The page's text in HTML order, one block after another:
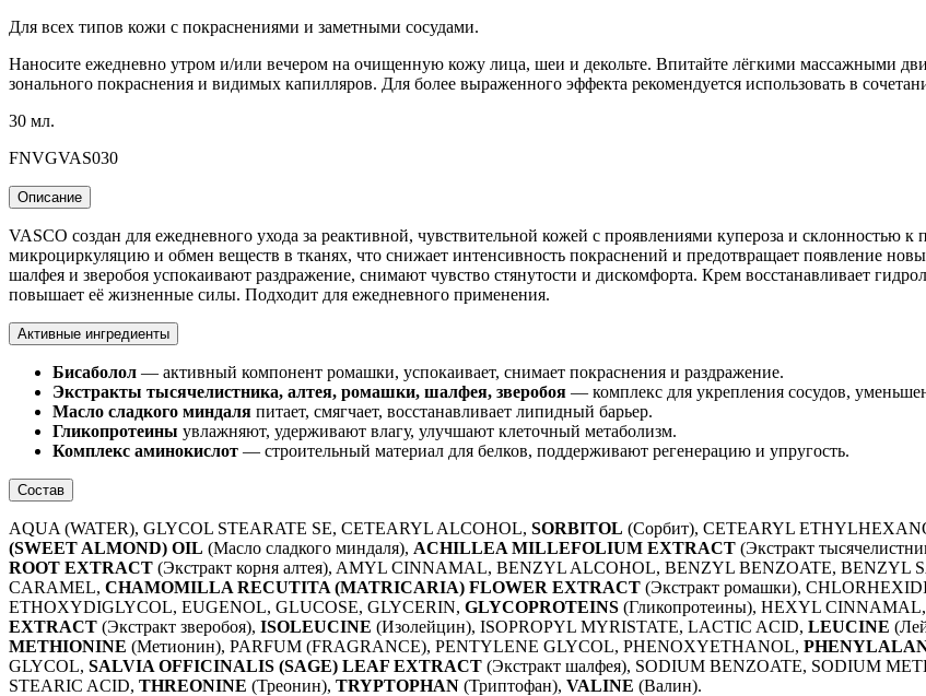
Для всех типов кожи с покраснениями и заметными сосудами.
Наносите ежедневно утром и/или вечером на очищенную кожу лица, шеи и декольте. Впитайте лёгкими массажными
зонального покраснения и видимых капилляров. Для более выраженного эффекта рекомендуется использовать в
30 мл.
FNVGVAS030
Описание
VASCO создан для ежедневного ухода за реактивной, чувствительной кожей с проявлениями купероза и склонностью
микроциркуляцию и обмен веществ в тканях, что снижает интенсивность покраснений и предотвращает появление
шалфея и зверобоя успокаивают раздражение, снимают чувство стянутости и дискомфорта. Крем восстанавливает
повышает её жизненные силы. Подходит для ежедневного применения.
Активные ингредиенты
Бисаболол — активный компонент ромашки, успокаивает, снимает покраснения и раздражение.
Экстракты тысячелистника, алтея, ромашки, шалфея, зверобоя — комплекс для укрепления сосудов,
Масло сладкого миндаля питает, смягчает, восстанавливает липидный барьер.
Гликопротеины увлажняют, удерживают влагу, улучшают клеточный метаболизм.
Комплекс аминокислот — строительный материал для белков, поддерживают регенерацию и упругость.
Состав
AQUA (WATER), GLYCOL STEARATE SE, CETEARYL ALCOHOL, SORBITOL (Сорбит), CETEARYL
(SWEET ALMOND) OIL (Масло сладкого миндаля), ACHILLEA MILLEFOLIUM EXTRACT (Экстракт
ROOT EXTRACT (Экстракт корня алтея), AMYL CINNAMAL, BENZYL ALCOHOL, BENZYL BENZOATE, BENZYL
CARAMEL, CHAMOMILLA RECUTITA (MATRICARIA) FLOWER EXTRACT (Экстракт ромашки),
ETHOXYDIGLYCOL, EUGENOL, GLUCOSE, GLYCERIN, GLYCOPROTEINS (Гликопротеины), HEXYL
EXTRACT (Экстракт зверобоя), ISOLEUCINE (Изолейцин), ISOPROPYL MYRISTATE, LACTIC ACID, LEUCINE
METHIONINE (Метионин), PARFUM (FRAGRANCE), PENTYLENE GLYCOL, PHENOXYETHANOL,
GLYCOL, SALVIA OFFICINALIS (SAGE) LEAF EXTRACT (Экстракт шалфея), SODIUM BENZOATE, SODIUM
STEARIC ACID, THREONINE (Треонин), TRYPTOPHAN (Триптофан), VALINE (Валин).